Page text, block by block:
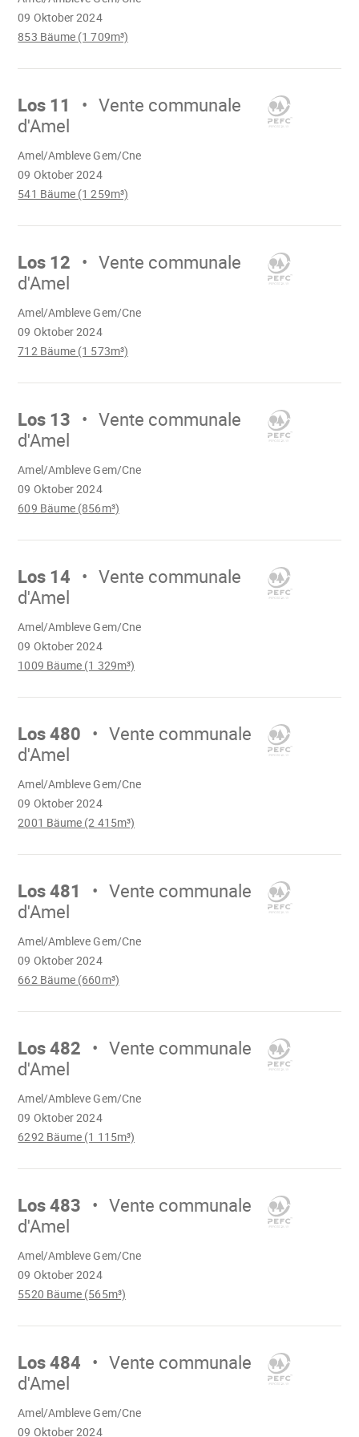
09 Oktober 2024
853 Bäume (1 709m³)
Mach
Los 11
Vente communale
d'Amel
09 Oktober 2024
Amel/Ambleve Gem/Cne
541 Bäume (1 259m³)
geladen
Mach
Los 12
Vente communale
d'Amel
09 Oktober 2024
Amel/Ambleve Gem/Cne
712 Bäume (1 573m³)
geladen
Mach
Los 13
Vente communale
d'Amel
09 Oktober 2024
Amel/Ambleve Gem/Cne
609 Bäume (856m³)
geladen
Mach
Los 14
Vente communale
d'Amel
09 Oktober 2024
Amel/Ambleve Gem/Cne
1009 Bäume (1 329m³)
geladen
Mach
Los 480
Vente communale
d'Amel
09 Oktober 2024
Amel/Ambleve Gem/Cne
2001 Bäume (2 415m³)
geladen
Mach
Los 481
Vente communale
d'Amel
09 Oktober 2024
Amel/Ambleve Gem/Cne
662 Bäume (660m³)
geladen
Mach
Los 482
Vente communale
d'Amel
09 Oktober 2024
Amel/Ambleve Gem/Cne
6292 Bäume (1 115m³)
geladen
Mach
Los 483
Vente communale
d'Amel
09 Oktober 2024
Amel/Ambleve Gem/Cne
5520 Bäume (565m³)
geladen
Mach
Los 484
Vente communale
d'Amel
09 Oktober 2024
Amel/Ambleve Gem/Cnegeladen